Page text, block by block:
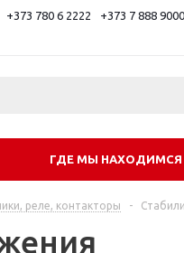
+373 780 6 2222 +373 7 888 9000
ГДЕ МЫ НАХОДИМСЯ
реле, контакторы -